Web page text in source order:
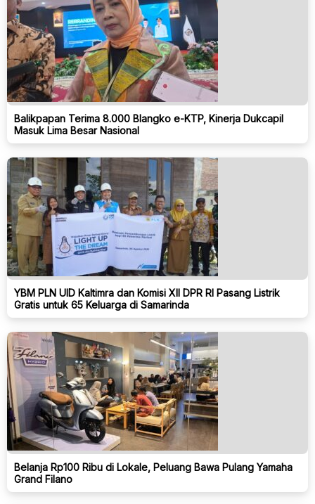
Balikpapan Terima 8.000 Blangko e-KTP, Kinerja Dukcapil
Masuk Lima Besar Nasional
YBM PLN UID Kaltimra dan Komisi XII DPR RI Pasang Listrik
Gratis untuk 65 Keluarga di Samarinda
Belanja Rp100 Ribu di Lokale, Peluang Bawa Pulang Yamaha
Grand Filano